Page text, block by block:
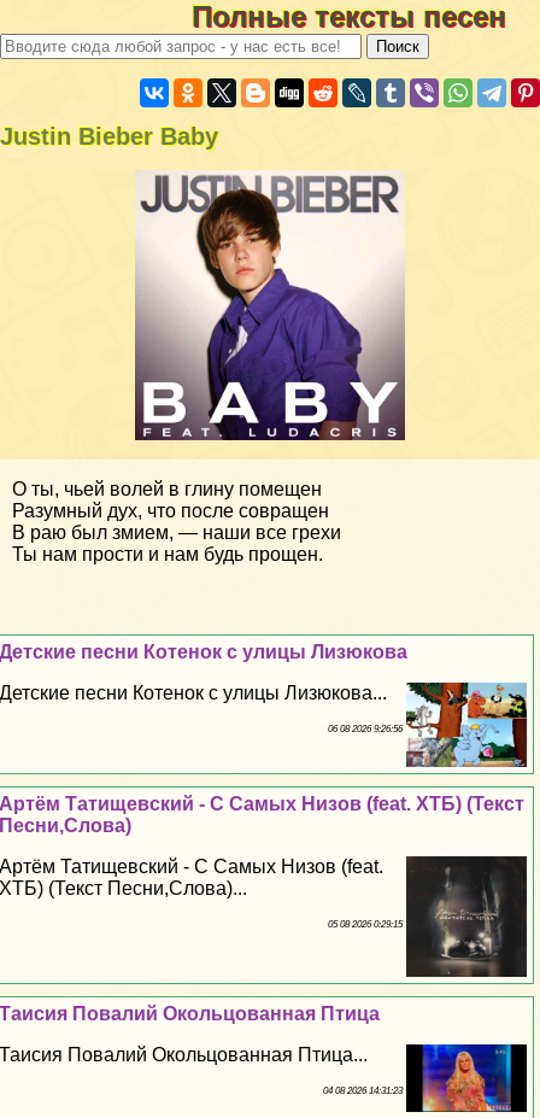
Полные тексты песен
Justin Bieber Baby
О ты, чьей волей в глину помещен
Разумный дух, что после совращен
В раю был змием, — наши все грехи
Ты нам прости и нам будь прощен.
Детские песни Котенок с улицы Лизюкова
Детские песни Котенок с улицы Лизюкова...
06 08 2026 9:26:56
Артём Татищевский - С Самых Низов (feat. ХТБ) (Текст
Песни,Слова)
Артём Татищевский - С Самых Низов (feat.
ХТБ) (Текст Песни,Слова)...
05 08 2026 0:29:15
Таисия Повалий Окольцованная Птица
Таисия Повалий Окольцованная Птица...
04 08 2026 14:31:23